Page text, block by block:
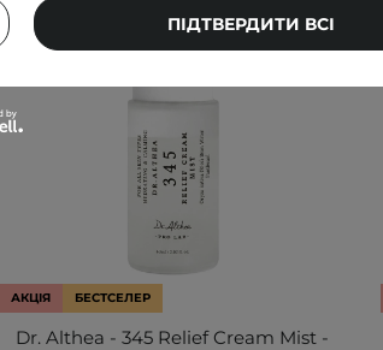
АКЦІЯ БЕСТСЕЛЕР
Dr. Althea - 345 Relief Cream Mist -
ПІДТВЕРДИТИ ВСІ